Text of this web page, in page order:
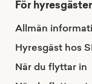
För hyresgäster
Allmän
Hyresgäst hos
När du flyttar in